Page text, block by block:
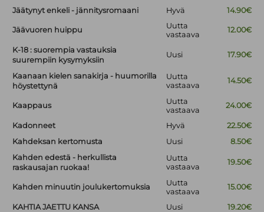
Jäätynyt enkeli - jännitysromaani
Hyvä 14.90€
Jäävuoren huippu
Uutta
vastaava
12.00€
K-18 : suorempia vastauksia
suurempiin kysymyksiin
Uusi 17.90€
Kaanaan kielen sanakirja - huumorilla
höystettynä
Uutta
vastaava
14.50€
Kaappaus
Uutta
vastaava
24.00€
Kadonneet Hyvä
22.50€
Kahdeksan kertomusta
Uusi
8.50€
Kahden edestä - herkullista
raskausajan ruokaa!
Uutta
vastaava
19.50€
Kahden minuutin joulukertomuksia
Uutta
vastaava
15.00€
KAHTIA JAETTU KANSA Uusi 19.20€